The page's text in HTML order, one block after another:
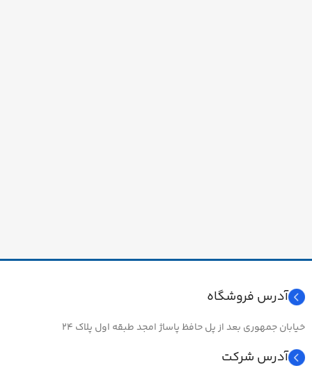
آدرس فروشگاه
خیابان جمهوری بعد از پل حافظ پاساژ امجد طبقه اول پلاک ۲۴
آدرس شرکت